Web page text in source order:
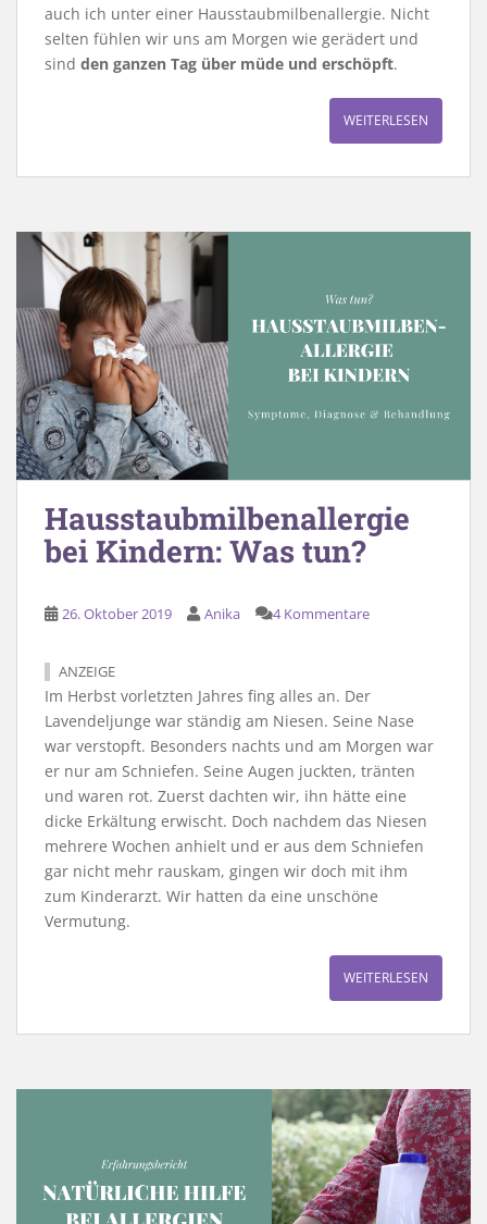
auch ich unter einer Hausstaubmilbenallergie. Nicht
selten fühlen wir uns am Morgen wie gerädert und
sind den ganzen Tag über müde und erschöpft.
WEITERLESEN
Hausstaubmilbenallergie
bei Kindern: Was tun?
26. Oktober 2019 Anika 4 Kommentare
ANZEIGE
Im Herbst vorletzten Jahres fing alles an. Der
Lavendeljunge war ständig am Niesen. Seine Nase
war verstopft. Besonders nachts und am Morgen war
er nur am Schniefen. Seine Augen juckten, tränten
und waren rot. Zuerst dachten wir, ihn hätte eine
dicke Erkältung erwischt. Doch nachdem das Niesen
mehrere Wochen anhielt und er aus dem Schniefen
gar nicht mehr rauskam, gingen wir doch mit ihm
zum Kinderarzt. Wir hatten da eine unschöne
Vermutung.
WEITERLESEN